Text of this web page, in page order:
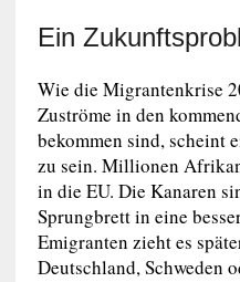
Ein
Wie die Migrantenkrise
Zuströme in den
bekommen sind, scheint
zu sein. Millionen
in die EU. Die Kanaren
Sprungbrett in eine
Emigranten zieht es
Deutschland, Schweden